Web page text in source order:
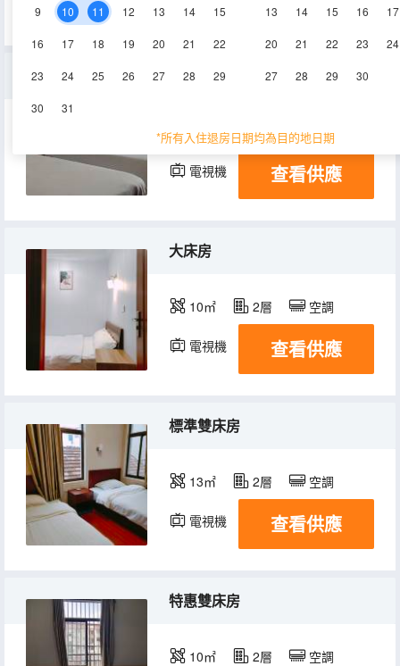
9 10 11 12 13 14 15
16 17 18 19 20 21 22
23 24 25 26 27 28 29
30 31
13 14 15 16 17
20 21 22 23 24
27 28 29 30
*所有入住退房日期均為目的地日期
三人標間
16㎡ 2層 空調
電視機 查看供應
大床房
10㎡ 2層 空調
電視機 查看供應
標準雙床房
13㎡ 2層 空調
電視機 查看供應
特惠雙床房
10㎡ 2層 空調